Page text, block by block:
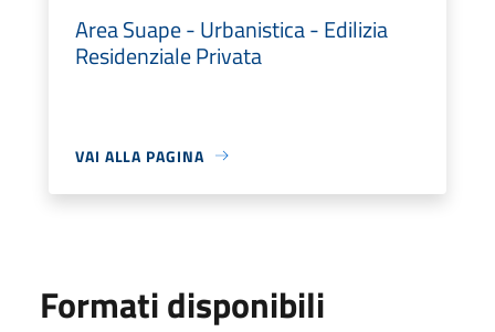
Area Suape - Urbanistica - Edilizia
Residenziale Privata
VAI ALLA PAGINA
Formati disponibili